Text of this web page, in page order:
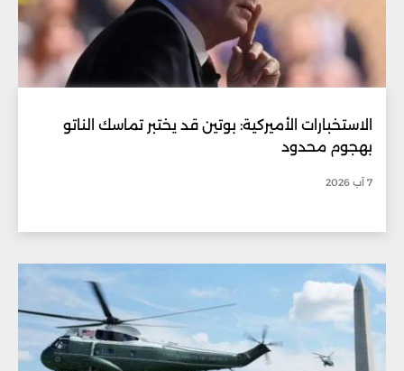
الاستخبارات الأميركية: بوتين قد يختبر تماسك الناتو
بهجوم محدود
7 آب 2026